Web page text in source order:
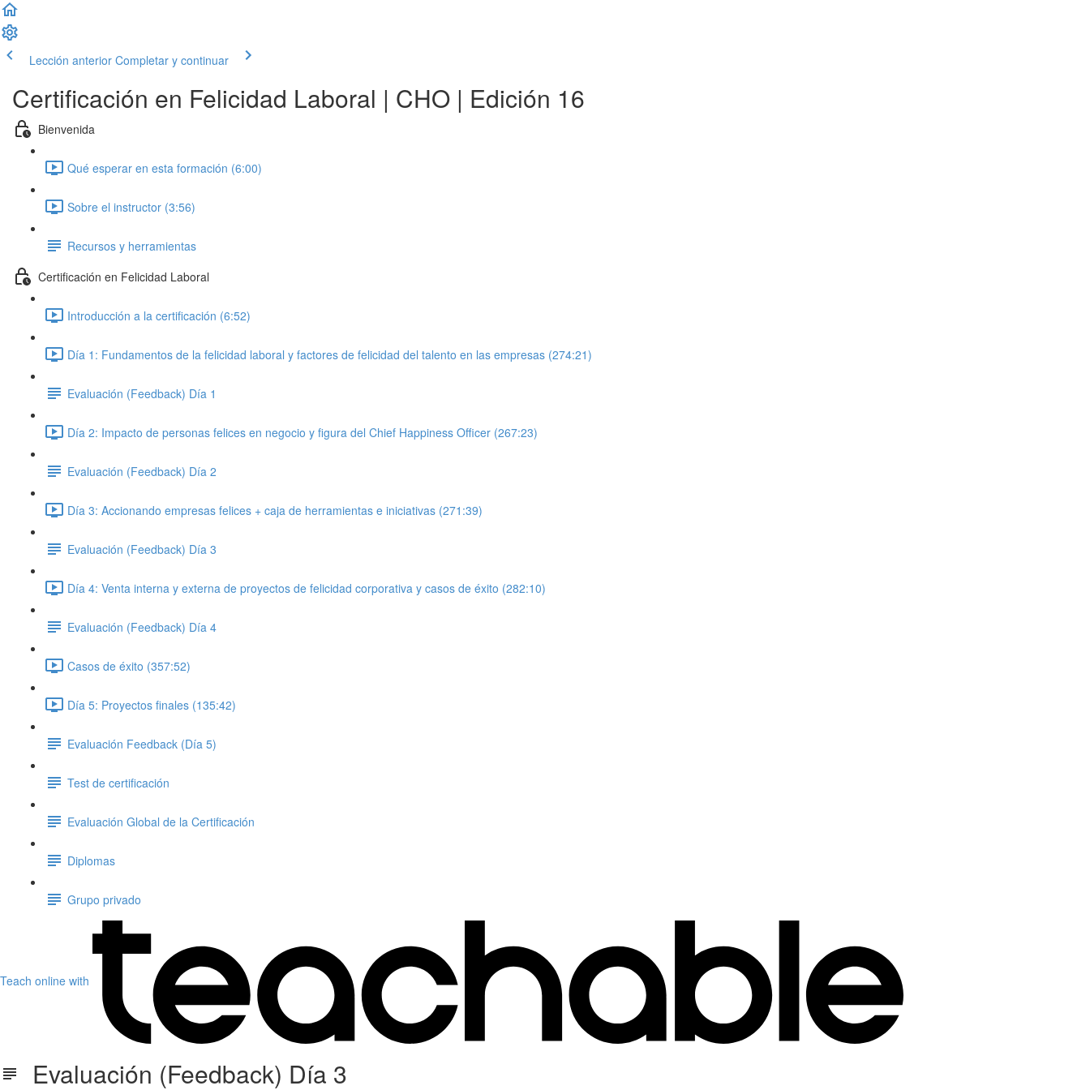
Lección anterior Completar y continuar
Certificación en Felicidad Laboral | CHO | Edición 16
Bienvenida
Qué esperar en esta formación (6:00)
Sobre el instructor (3:56)
Recursos y herramientas
Certificación en Felicidad Laboral
Introducción a la certificación (6:52)
Día 1: Fundamentos de la felicidad laboral y factores de felicidad del talento en las empresas (274:21)
Evaluación (Feedback) Día 1
Día 2: Impacto de personas felices en negocio y figura del Chief Happiness Officer (267:23)
Evaluación (Feedback) Día 2
Día 3: Accionando empresas felices + caja de herramientas e iniciativas (271:39)
Evaluación (Feedback) Día 3
Día 4: Venta interna y externa de proyectos de felicidad corporativa y casos de éxito (282:10)
Evaluación (Feedback) Día 4
Casos de éxito (357:52)
Día 5: Proyectos finales (135:42)
Evaluación Feedback (Día 5)
Test de certificación
Evaluación Global de la Certificación
Diplomas
Grupo privado
Teach online with
Evaluación (Feedback) Día 3